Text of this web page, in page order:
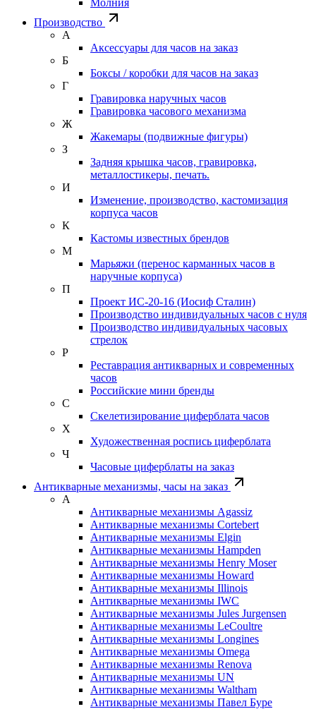
Молния
Производство
А
Аксессуары для часов на заказ
Б
Боксы / коробки для часов на заказ
Г
Гравировка наручных часов
Гравировка часового механизма
Ж
Жакемары (подвижные фигуры)
З
Задняя крышка часов, гравировка,
металлостикеры, печать.
И
Изменение, производство, кастомизация
корпуса часов
К
Кастомы известных брендов
М
Марьяжи (перенос карманных часов в
наручные корпуса)
П
Проект ИС-20-16 (Иосиф Сталин)
Производство индивидуальных часов с нуля
Производство индивидуальных часовых
стрелок
Р
Реставрация антикварных и современных
часов
Российские мини бренды
С
Скелетизирование циферблата часов
Х
Художественная роспись циферблата
Ч
Часовые циферблаты на заказ
Антикварные механизмы, часы на заказ
А
Антикварные механизмы Agassiz
Антикварные механизмы Cortebert
Антикварные механизмы Elgin
Антикварные механизмы Hampden
Антикварные механизмы Henry Moser
Антикварные механизмы Howard
Антикварные механизмы Illinois
Антикварные механизмы IWC
Антикварные механизмы Jules Jurgensen
Антикварные механизмы LeCoultre
Антикварные механизмы Longines
Антикварные механизмы Omega
Антикварные механизмы Renova
Антикварные механизмы UN
Антикварные механизмы Waltham
Антикварные механизмы Павел Буре